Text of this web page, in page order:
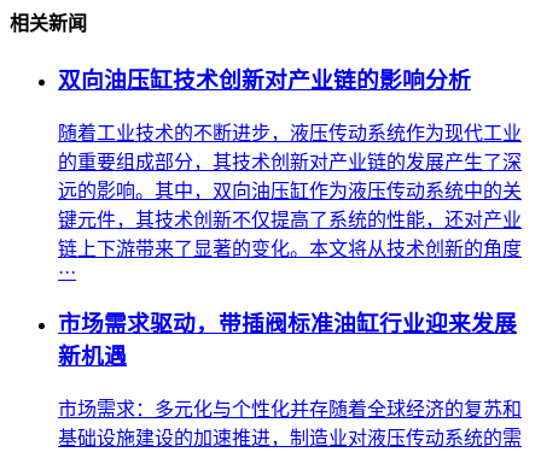
相关新闻
双向油压缸技术创新对产业链的影响分析
随着工业技术的不断进步，液压传动系统作为现代工业
的重要组成部分，其技术创新对产业链的发展产生了深
远的影响。其中，双向油压缸作为液压传动系统中的关
键元件，其技术创新不仅提高了系统的性能，还对产业
链上下游带来了显著的变化。本文将从技术创新的角度
···
市场需求驱动，带插阀标准油缸行业迎来发展
新机遇
市场需求：多元化与个性化并存随着全球经济的复苏和
基础设施建设的加速推进，制造业对液压传动系统的需